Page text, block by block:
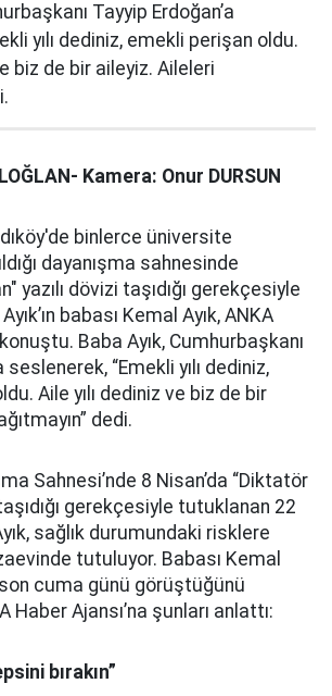
Tayyip Erdoğan’a
yılı dediniz, emekli perişan oldu.
biz de bir aileyiz. Aileleri
Kamera: Onur DURSUN
binlerce üniversite
dayanışma sahnesinde
yazılı dövizi taşıdığı gerekçesiyle
babası Kemal Ayık, ANKA
Baba Ayık, Cumhurbaşkanı
seslenerek, “Emekli yılı dediniz,
Aile yılı dediniz ve biz de bir
dedi.
Sahnesi’nde 8 Nisan’da “Diktatör
gerekçesiyle tutuklanan 22
sağlık durumundaki risklere
tutuluyor. Babası Kemal
son cuma günü görüştüğünü
Haber Ajansı’na şunları anlattı:
bırakın”